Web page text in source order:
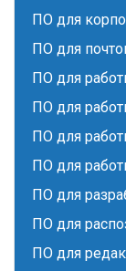
ПО для
ПО для
ПО для
ПО для
ПО для
ПО для
ПО для
ПО для
ПО для